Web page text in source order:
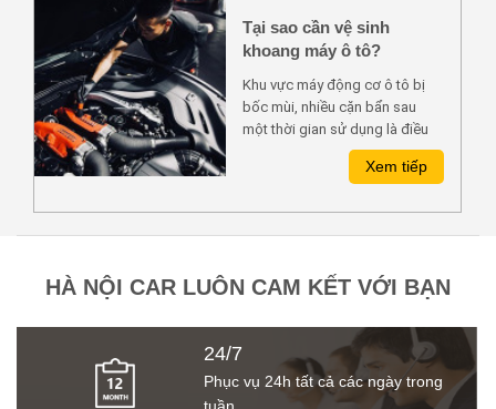
Tại sao cần vệ sinh
khoang máy ô tô?
Khu vực máy động cơ ô tô bị
bốc mùi, nhiều cặn bẩn sau
một thời gian sử dụng là điều
mà hầu như ai sở hữu ô tô đều
gặp phải, nên vệ sinh phần
thiết để giữ gìn động cơ xe
cũng như tránh những rủi ro
Xem tiếp
HÀ NỘI CAR LUÔN CAM KẾT VỚI BẠN
24/7
Phục vụ 24h tất cả các ngày trong
tuần